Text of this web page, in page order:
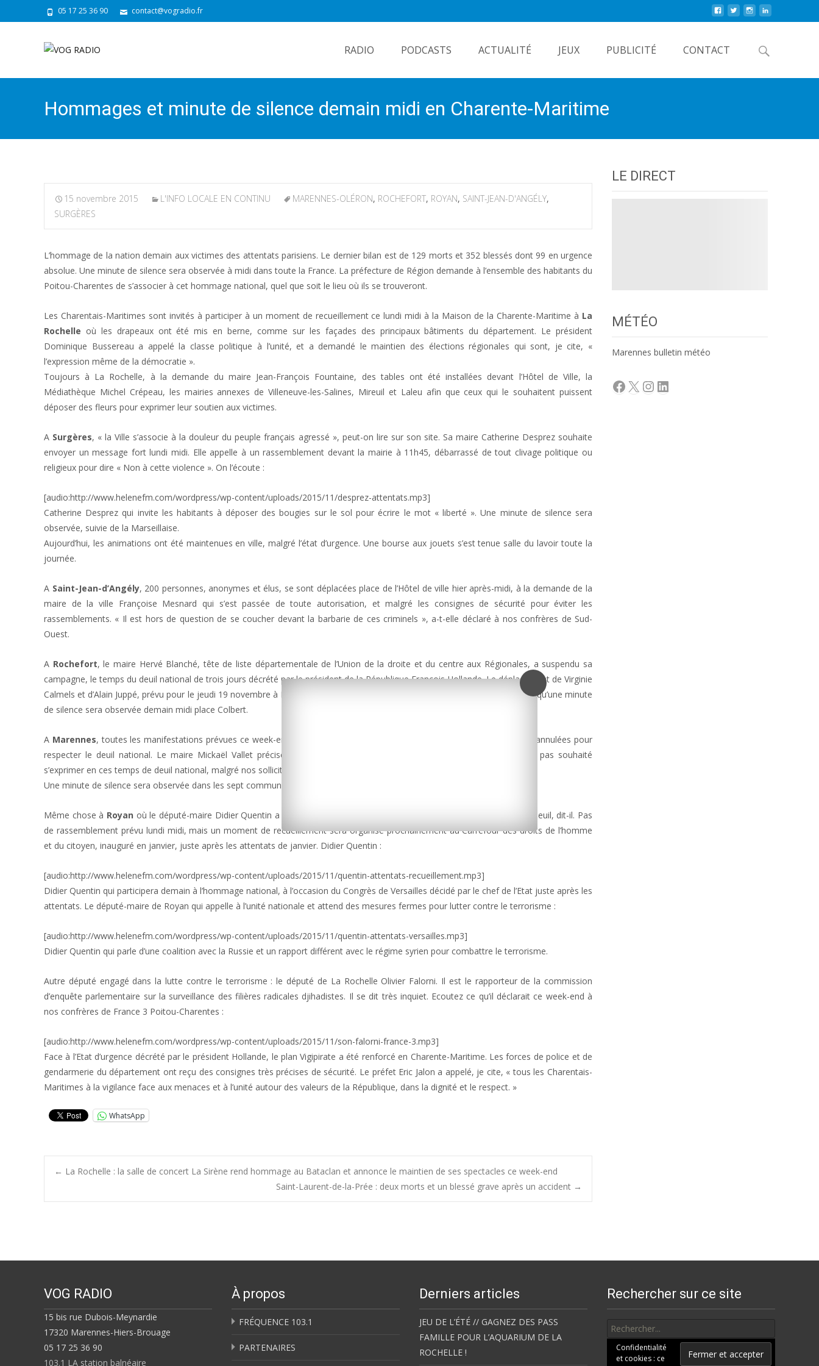
05 17 25 36 90 contact@vogradio.fr
RADIO PODCASTS ACTUALITÉ JEUX PUBLICITÉ CONTACT Rechercher
Hommages et minute de silence demain midi en Charente-Maritime
15 novembre 2015 L'INFO LOCALE EN CONTINU MARENNES-OLÉRON, ROCHEFORT, ROYAN, SAINT-JEAN-D'ANGÉLY,
SURGÈRES
L’hommage de la nation demain aux victimes des attentats parisiens. Le dernier bilan est de 129 morts et 352 blessés dont 99 en urgence
absolue. Une minute de silence sera observée à midi dans toute la France. La préfecture de Région demande à l’ensemble des habitants du
Poitou-Charentes de s’associer à cet hommage national, quel que soit le lieu où ils se trouveront.
Les Charentais-Maritimes sont invités à participer à un moment de recueillement ce lundi midi à la Maison de la Charente-Maritime à La
Rochelle où les drapeaux ont été mis en berne, comme sur les façades des principaux bâtiments du département. Le président
Dominique Bussereau a appelé la classe politique à l’unité, et a demandé le maintien des élections régionales qui sont, je cite, «
l’expression même de la démocratie ».
Toujours à La Rochelle, à la demande du maire Jean-François Fountaine, des tables ont été installées devant l’Hôtel de Ville, la
Médiathèque Michel Crépeau, les mairies annexes de Villeneuve-les-Salines, Mireuil et Laleu afin que ceux qui le souhaitent puissent
déposer des fleurs pour exprimer leur soutien aux victimes.
A Surgères, « la Ville s’associe à la douleur du peuple français agressé », peut-on lire sur son site. Sa maire Catherine Desprez souhaite
envoyer un message fort lundi midi. Elle appelle à un rassemblement devant la mairie à 11h45, débarrassé de tout clivage politique ou
religieux pour dire « Non à cette violence ». On l’écoute :
[audio:http://www.helenefm.com/wordpress/wp-content/uploads/2015/11/desprez-attentats.mp3]
Catherine Desprez qui invite les habitants à déposer des bougies sur le sol pour écrire le mot « liberté ». Une minute de silence sera
observée, suivie de la Marseillaise.
Aujourd’hui, les animations ont été maintenues en ville, malgré l’état d’urgence. Une bourse aux jouets s’est tenue salle du lavoir toute la
journée.
A Saint-Jean-d’Angély, 200 personnes, anonymes et élus, se sont déplacées place de l’Hôtel de ville hier après-midi, à la demande de la
maire de la ville Françoise Mesnard qui s’est passée de toute autorisation, et malgré les consignes de sécurité pour éviter les
rassemblements. « Il est hors de question de se coucher devant la barbarie de ces criminels », a-t-elle déclaré à nos confrères de Sud-
Ouest.
A Rochefort, le maire Hervé Blanché, tête de liste départementale de l’Union de la droite et du centre aux Régionales, a suspendu sa
campagne, le temps du deuil national de trois jours décrété par le président de la République François Hollande. Le déplacement de Virginie
Calmels et d’Alain Juppé, prévu pour le jeudi 19 novembre à La Rochelle, est pour l’instant maintenu. Hervé Blanché annonce qu’une minute
de silence sera observée demain midi place Colbert.
A Marennes, toutes les manifestations prévues ce week-end (matchs, lotos, repas dansants, spectacles, cinéma) ont été annulées pour
respecter le deuil national. Le maire Mickaël Vallet précise qu’il n’a pas eu besoin de prendre un arrêté. Ce dernier n’a pas souhaité
s’exprimer en ces temps de deuil national, malgré nos sollicitations. Les drapeaux ont été mis en berne.
Une minute de silence sera observée dans les sept communes du bassin de Marennes lundi midi.
Même chose à Royan où le député-maire Didier Quentin a pris la décision d’annuler tout évènement festif. L’heure est au deuil, dit-il. Pas
de rassemblement prévu lundi midi, mais un moment de recueillement sera organisé prochainement au Carrefour des droits de l’homme
et du citoyen, inauguré en janvier, juste après les attentats de janvier. Didier Quentin :
[audio:http://www.helenefm.com/wordpress/wp-content/uploads/2015/11/quentin-attentats-recueillement.mp3]
Didier Quentin qui participera demain à l’hommage national, à l’occasion du Congrès de Versailles décidé par le chef de l’Etat juste après les
attentats. Le député-maire de Royan qui appelle à l’unité nationale et attend des mesures fermes pour lutter contre le terrorisme :
[audio:http://www.helenefm.com/wordpress/wp-content/uploads/2015/11/quentin-attentats-versailles.mp3]
Didier Quentin qui parle d’une coalition avec la Russie et un rapport différent avec le régime syrien pour combattre le terrorisme.
Autre député engagé dans la lutte contre le terrorisme : le député de La Rochelle Olivier Falorni. Il est le rapporteur de la commission
d’enquête parlementaire sur la surveillance des filières radicales djihadistes. Il se dit très inquiet. Ecoutez ce qu’il déclarait ce week-end à
nos confrères de France 3 Poitou-Charentes :
[audio:http://www.helenefm.com/wordpress/wp-content/uploads/2015/11/son-falorni-france-3.mp3]
Face à l’Etat d’urgence décrété par le président Hollande, le plan Vigipirate a été renforcé en Charente-Maritime. Les forces de police et de
gendarmerie du département ont reçu des consignes très précises de sécurité. Le préfet Eric Jalon a appelé, je cite, « tous les Charentais-
Maritimes à la vigilance face aux menaces et à l’unité autour des valeurs de la République, dans la dignité et le respect. »
WhatsApp
Post
← La Rochelle : la salle de concert La Sirène rend hommage au Bataclan et annonce le maintien de ses spectacles ce week-end
Saint-Laurent-de-la-Prée : deux morts et un blessé grave après un accident →
LE DIRECT
MÉTÉO
Marennes bulletin météo
Facebook
X Instagram
LinkedIn
VOG RADIO
15 bis rue Dubois-Meynardie
17320 Marennes-Hiers-Brouage
05 17 25 36 90
103.1 LA station balnéaire
À propos
FRÉQUENCE 103.1
PARTENAIRES
Derniers articles
JEU DE L’ÉTÉ // GAGNEZ DES PASS
FAMILLE POUR L’AQUARIUM DE LA
ROCHELLE !
Rechercher sur ce site
Confidentialité
et cookies : ce